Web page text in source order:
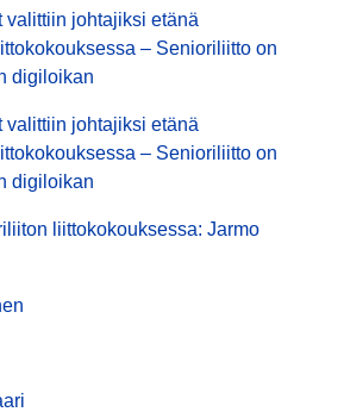
valittiin johtajiksi etänä
– Senioriliitto on
digiloikan
valittiin johtajiksi etänä
– Senioriliitto on
digiloikan
liittokokouksessa: Jarmo